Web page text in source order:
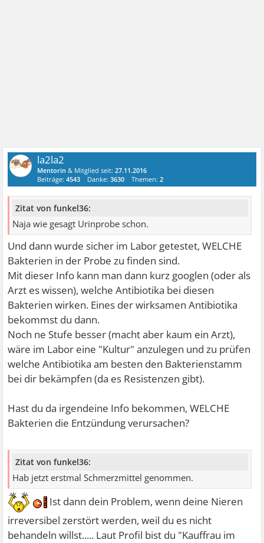
la2la2
Mentorin & Mitglied seit:27.11.2016
Beiträge:4543 Danke:3630 Themen:2
Zitat von funkel36:
Naja wie gesagt Urinprobe schon.
Und dann wurde sicher im Labor getestet, WELCHE
Bakterien in der Probe zu finden sind.
Mit dieser Info kann man dann kurz googlen (oder als
Arzt es wissen), welche Antibiotika bei diesen
Bakterien wirken. Eines der wirksamen Antibiotika
bekommst du dann.
Noch ne Stufe besser (macht aber kaum ein Arzt),
wäre im Labor eine "Kultur" anzulegen und zu prüfen
welche Antibiotika am besten den Bakterienstamm
bei dir bekämpfen (da es Resistenzen gibt).
Hast du da irgendeine Info bekommen, WELCHE
Bakterien die Entzündung verursachen?
Zitat von funkel36:
Hab jetzt erstmal Schmerzmittel genommen.
Ist dann dein Problem, wenn deine Nieren
irreversibel zerstört werden, weil du es nicht
behandeln willst..... Laut Profil bist du "Kauffrau im